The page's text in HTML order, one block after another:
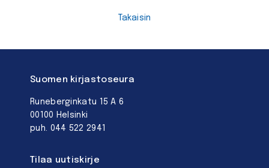
Takaisin
Suomen kirjastoseura
Runeberginkatu 15 A 6
00100 Helsinki
puh. 044 522 2941
Tilaa uutiskirje